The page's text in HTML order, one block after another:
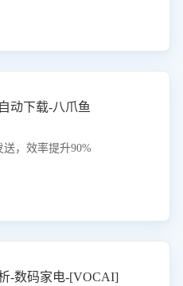
动下载-八爪鱼
，效率提升90%
-数码家电-[VOCAI]